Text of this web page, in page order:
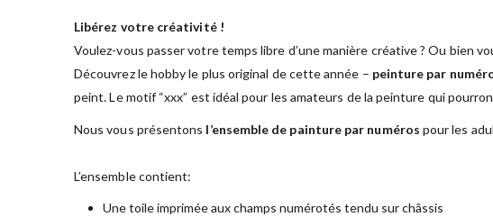
Libérez votre créativité !
Voulez-vous passer votre temps libre d’une manière créative ? Ou bien
Découvrez le hobby le plus original de cette année – peinture par
peint. Le motif “xxx” est idéal pour les amateurs de la peinture qui
Nous vous présentons l’ensemble de painture par numéros pour les
L’ensemble contient:
Une toile imprimée aux champs numérotés tendu sur châssis